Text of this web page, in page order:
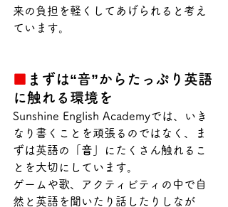
来の負担を軽くしてあげられると考え
ています。
まずは“音”からたっぷり英語
に触れる環境を
Sunshine English Academyでは、いき
なり書くことを頑張るのではなく、ま
ずは英語の
「音」
にたくさん触れるこ
とを大切にしています。
ゲームや歌、アクティビティの中で自
然と英語を聞いたり話したりしなが